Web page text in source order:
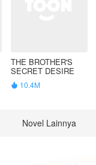
THE BROTHER'S
SECRET DESIRE
 10.4M
Novel Lainnya